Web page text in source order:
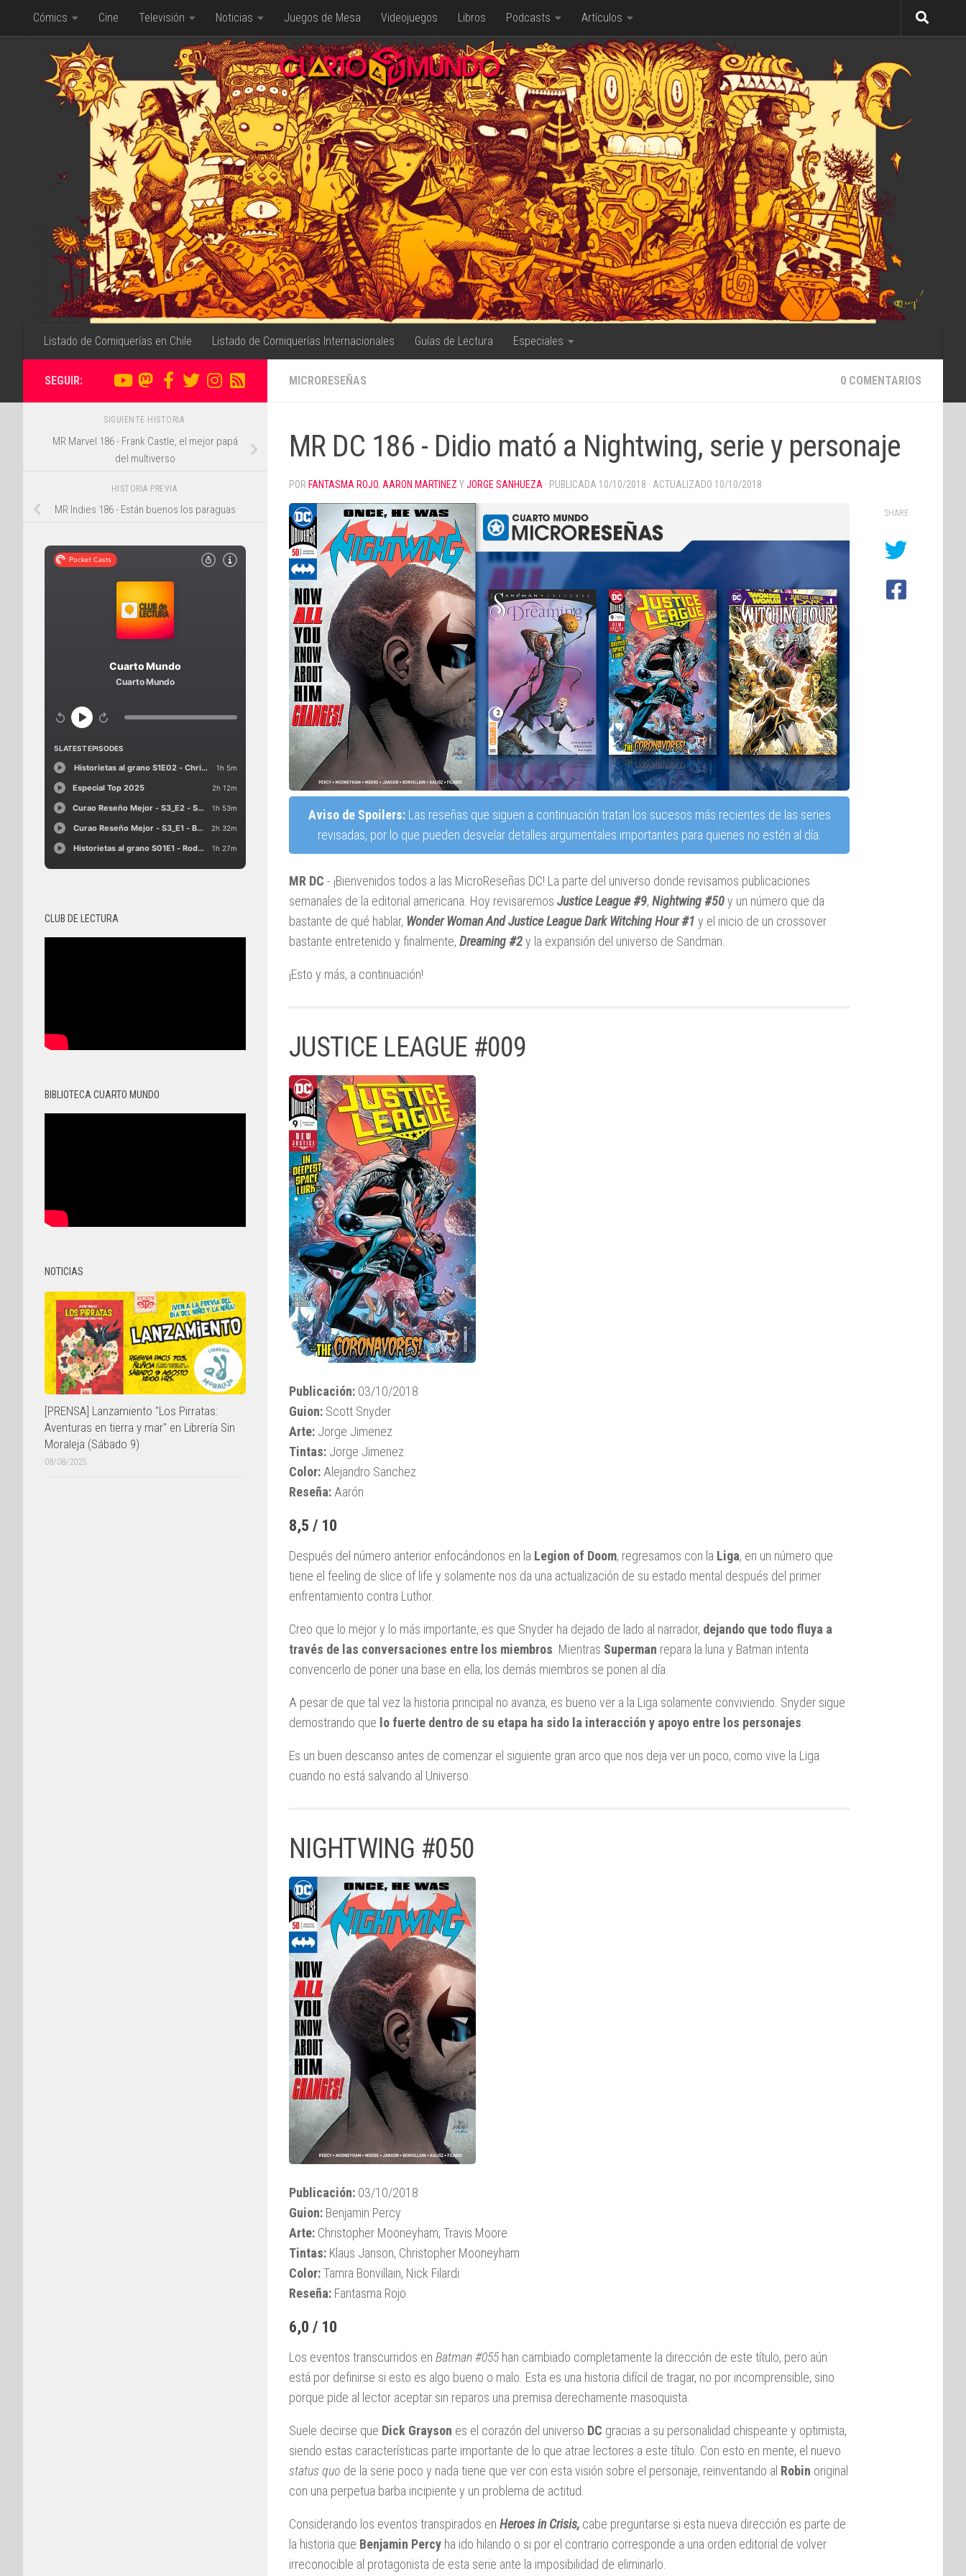
Saltar al contenido
Cómics Cine Televisión Noticias Juegos de Mesa Videojuegos Libros Podcasts Artículos
Listado de Comiquerías en Chile Listado de Comiquerías Internacionales Guías de Lectura Especiales
MICRORESEÑAS 0 COMENTARIOS
MR DC 186 - Didio mató a Nightwing, serie y personaje
POR FANTASMA ROJO, AARON MARTINEZ YJORGE SANHUEZA · PUBLICADA 10/10/2018 · ACTUALIZADO 10/10/2018
Aviso de Spoilers:Las reseñas que siguen a continuación tratan los sucesos más recientes de las series
revisadas, por lo que pueden desvelar detalles argumentales importantes para quienes no estén al día.
MR DC - ¡Bienvenidos todos a las MicroReseñas DC! La parte del universo donde revisamos publicaciones
semanales de la editorial americana. Hoy revisaremos Justice League #9, Nightwing #50y un número que da
bastante de qué hablar, Wonder Woman And Justice League Dark Witching Hour #1 y el inicio de un crossover
bastante entretenido y finalmente, Dreaming #2y la expansión del universo de Sandman.
¡Esto y más, a continuación!
JUSTICE LEAGUE #009
Publicación: 03/10/2018
Guion: Scott Snyder
Arte: Jorge Jimenez
Tintas: Jorge Jimenez
Color: Alejandro Sanchez
Reseña: Aarón
8,5 / 10
Después del número anterior enfocándonos en la Legion of Doom, regresamos con la Liga, en un número que
tiene el feeling de slice of life y solamente nos da una actualización de su estado mental después del primer
enfrentamiento contra Luthor.
Creo que lo mejor y lo más importante, es que Snyder ha dejado de lado al narrador, dejando que todo fluya a
través de las conversaciones entre los miembros . Mientras Superman repara la luna y Batman intenta
convencerlo de poner una base en ella; los demás miembros se ponen al día.
A pesar de que tal vez la historia principal no avanza, es bueno ver a la Liga solamente conviviendo. Snyder sigue
demostrando que lo fuerte dentro de su etapa ha sido la interacción y apoyo entre los personajes
Es un buen descanso antes de comenzar el siguiente gran arco que nos deja ver un poco, como vive la Liga
cuando no está salvando al Universo.
NIGHTWING #050
Publicación: 03/10/2018
Guion: Benjamin Percy
Arte: Christopher Mooneyham, Travis Moore
Tintas: Klaus Janson, Christopher Mooneyham
Color:Tamra Bonvillain, Nick Filardi
Reseña: Fantasma Rojo
6,0 / 10
Los eventos transcurridos en Batman #055han cambiado completamente la dirección de este título, pero aún
está por definirse si esto es algo bueno o malo. Esta es una historia difícil de tragar, no por incomprensible, sino
porque pide al lector aceptar sin reparos una premisa derechamente masoquista.
Suele decirse que Dick Grayson es el corazón del universo DC gracias a su personalidad chispeante y optimista,
siendo estas características parte importante de lo que atrae lectores a este título. Con esto en mente, el nuevo
status quo de la serie poco y nada tiene que ver con esta visión sobre el personaje, reinventando al Robin original
con una perpetua barba incipiente y un problema de actitud.
Considerando los eventos transpirados en Heroes in Crisis, cabe preguntarse si esta nueva dirección es parte de
la historia que Benjamin Percy ha ido hilando o si por el contrario corresponde a una orden editorial de volver
irreconocible al protagonista de esta serie ante la imposibilidad de eliminarlo.
SHARE
SEGUIR:
SIGUIENTE HISTORIA
MR Marvel 186 - Frank Castle, el mejor papá
del multiverso
HISTORIA PREVIA
MR Indies 186 - Están buenos los paraguas
CLUB DE LECTURA
BIBLIOTECA CUARTO MUNDO
NOTICIAS
[PRENSA] Lanzamiento "Los Pirratas:
Aventuras en tierra y mar" en Librería Sin
Moraleja (Sábado 9)
08/08/2025